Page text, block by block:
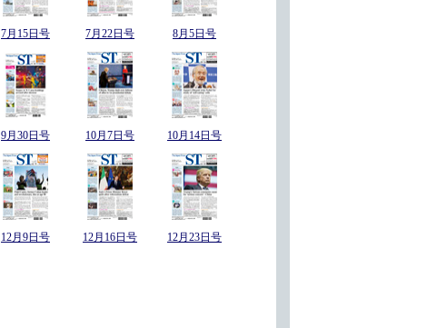
7月15日号 7月22日号 8月5日号
9月30日号 10月7日号 10月14日号
12月9日号 12月16日号 12月23日号